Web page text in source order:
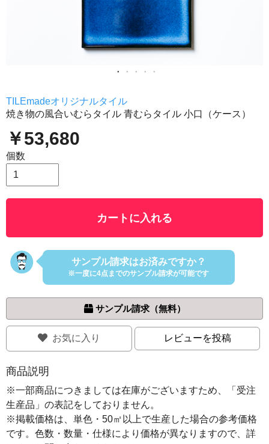
TILEmadeオリジナルタイル
焼き物の風合いむらタイル 青むらタイル 小口（ケース）
￥53,680
個数
カートに入れる
サンプル請求はお済みですか？
※一度に4点までのサンプル請求が可能です
 サンプル請求（無料）
お気に入り レビューを投稿
商品説明
※一部商品につきましては在庫がございますため、「受注
生産品」の表記をしておりません。
※掲載価格は、単色・50㎡以上で生産した場合の参考価格
です。色数・数量・仕様により価格が異なりますので、詳